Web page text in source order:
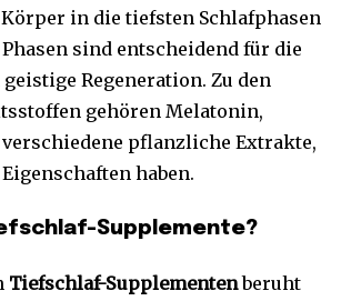
in die tiefsten Schlafphasen
sind entscheidend für die
Regeneration. Zu den
gehören Melatonin,
pflanzliche Extrakte,
haben.
Supplemente?
Tiefschlaf-Supplementenberuht